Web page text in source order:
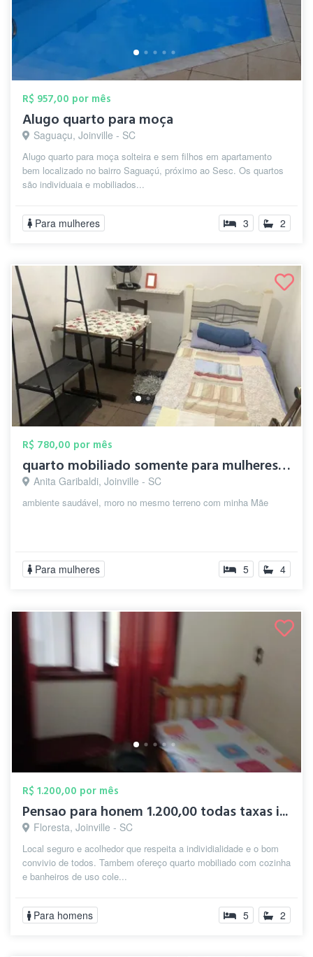
R$ 957,00 por mês
Alugo quarto para moça
Saguaçu, Joinville - SC
Alugo quarto para moça solteira e sem filhos em apartamento
bem localizado no bairro Saguaçú, próximo ao Sesc. Os quartos
são individuaia e mobiliados...
Para mulheres 3 2
R$ 780,00 por mês
quarto mobiliado somente para mulheres, ...
Anita Garibaldi, Joinville - SC
ambiente saudável, moro no mesmo terreno com minha Mãe
Para mulheres 5 4
R$ 1.200,00 por mês
Pensao para honem 1.200,00 todas taxas i...
Floresta, Joinville - SC
Local seguro e acolhedor que respeita a individialidade e o bom
convivio de todos. Tambem ofereço quarto mobiliado com cozinha
e banheiros de uso cole...
Para homens 5 2